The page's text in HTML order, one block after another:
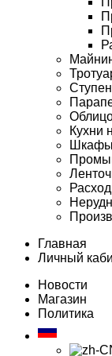
Кухни
Шкафы
Главная
Личный
Новости
Магазин
Политика